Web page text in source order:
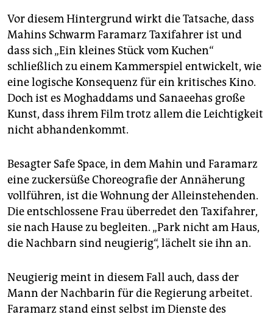
Vor diesem Hintergrund wirkt die Tatsache, dass
Mahins Schwarm Faramarz Taxifahrer ist und
dass sich „Ein kleines Stück vom Kuchen“
schließlich zu einem Kammerspiel entwickelt, wie
eine logische Konsequenz für ein kritisches Kino.
Doch ist es Moghaddams und Sanaeehas große
Kunst, dass ihrem Film trotz allem die Leichtigkeit
nicht abhandenkommt.
Besagter Safe Space, in dem Mahin und Faramarz
eine zuckersüße Choreografie der Annäherung
vollführen, ist die Wohnung der Alleinstehenden.
Die entschlossene Frau überredet den Taxifahrer,
sie nach Hause zu begleiten. „Park nicht am Haus,
die Nachbarn sind neugierig“, lächelt sie ihn an.
Neugierig meint in diesem Fall auch, dass der
Mann der Nachbarin für die Regierung arbeitet.
Faramarz stand einst selbst im Dienste des